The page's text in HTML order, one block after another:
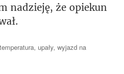
nadzieję, że opiekun
Tagi
temperatura, upały,wyjazd na